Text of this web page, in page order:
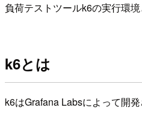
負荷テストツールk6の実行環
k6とは
k6はGrafana Labsによって開